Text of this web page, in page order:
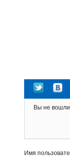
Вы не
Имя